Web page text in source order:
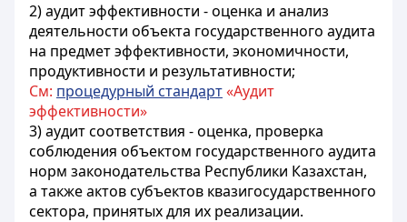
2) аудит эффективности - оценка и анализ
деятельности объекта государственного аудита
на предмет эффективности, экономичности,
продуктивности и результативности;
См: процедурный стандарт«Аудит
эффективности»
3) аудит соответствия - оценка, проверка
соблюдения объектом государственного аудита
норм законодательства Республики Казахстан,
а также актов субъектов квазигосударственного
сектора, принятых для их реализации.